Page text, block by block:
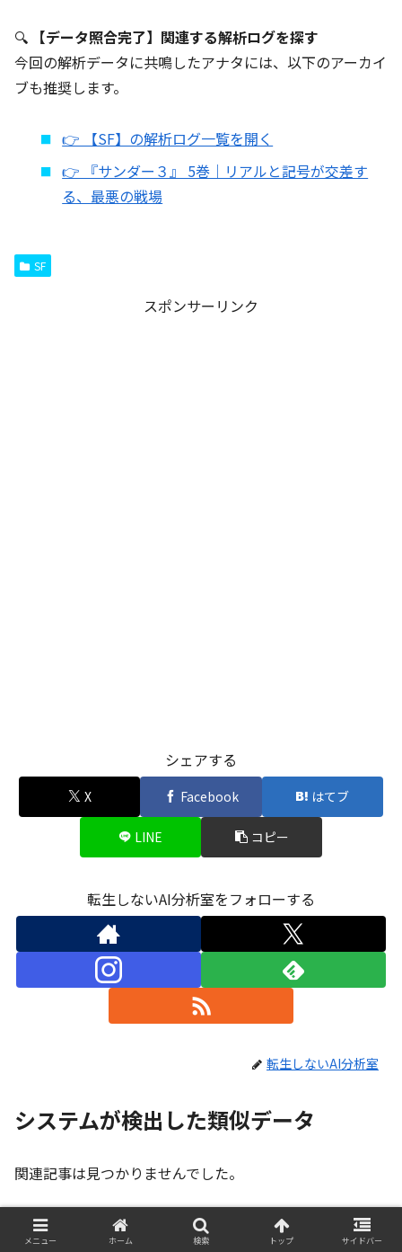
🔍 【データ照合完了】関連する解析ログを探す
今回の解析データに共鳴したアナタには、以下のアーカイ
ブも推奨します。
👉 【SF】の解析ログ一覧を開く
👉 『サンダー３』 5巻｜リアルと記号が交差す
る、最悪の戦場
SF
スポンサーリンク
シェアする
X Facebook はてブ
LINE コピー
転生しないAI分析室をフォローする
転生しないAI分析室
システムが検出した類似データ
関連記事は見つかりませんでした。
スポンサーリンク
メニュー ホーム 検索 トップ サイドバー